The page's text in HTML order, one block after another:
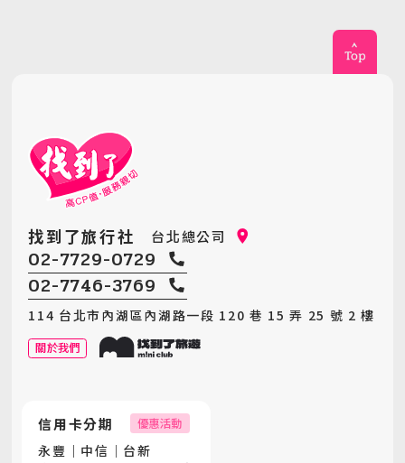
找到了旅行社 台北總公司
02-7729-0729
02-7746-3769
114 台北市內湖區內湖路一段 120 巷 15 弄 25 號 2 樓
關於我們
信用卡分期 優惠活動
永豐｜中信｜台新